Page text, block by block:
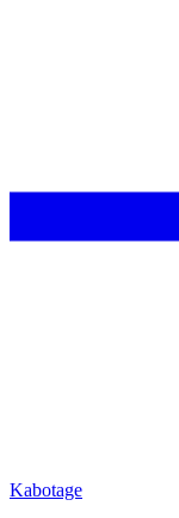
Kabotage